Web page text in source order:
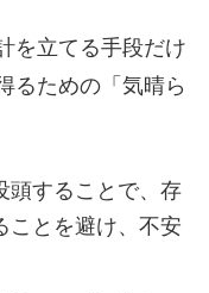
を立てる手段だけ
るための「気晴ら
頭することで、存
ことを避け、不安